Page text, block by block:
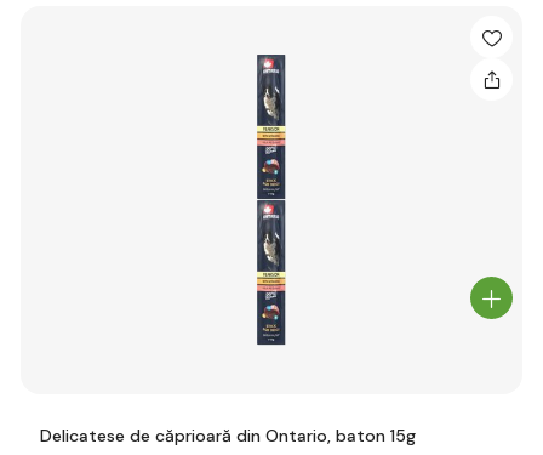
Delicatese de căprioară din Ontario, baton 15g